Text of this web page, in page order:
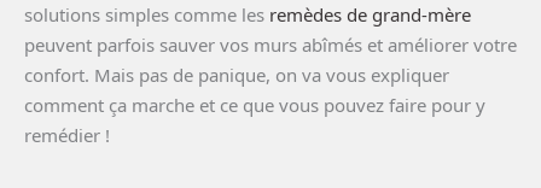
solutions simples comme les remèdes de grand-mère
peuvent parfois sauver vos murs abîmés et améliorer votre
confort. Mais pas de panique, on va vous expliquer
comment ça marche et ce que vous pouvez faire pour y
remédier !